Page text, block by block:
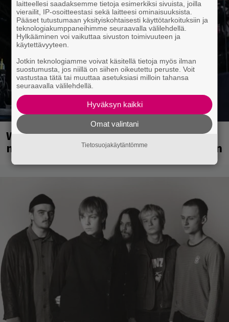
Weezer palaa Suomeen yli
neljännesvuosisadan odotuksen jälkeen
laitteellesi saadaksemme tietoja esimerkiksi sivuista, joilla
vierailit, IP-osoitteestasi sekä laitteesi ominaisuuksista.
Pääset tutustumaan yksityiskohtaisesti käyttötarkoituksiin ja
teknologiakumppaneihimme seuraavalla välilehdellä.
Hylkääminen voi vaikuttaa sivuston toimivuuteen ja
käytettävyyteen.
Jotkin teknologiamme voivat käsitellä tietoja myös ilman
suostumusta, jos niillä on siihen oikeutettu peruste. Voit
vastustaa tätä tai muuttaa asetuksiasi milloin tahansa
seuraavalla välilehdellä.
Hyväksyn kaikki
Omat valintani
Tietosuojakäytäntömme